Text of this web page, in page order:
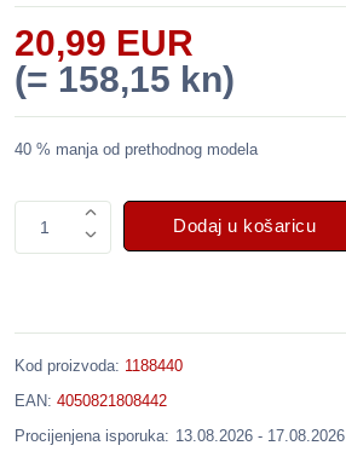
20,99 EUR
(= 158,15 kn)
40 % manja od prethodnog modela
1 Dodaj u košaricu
Kod proizvoda: 1188440
EAN: 4050821808442
Procijenjena isporuka: 13.08.2026 - 17.08.2026